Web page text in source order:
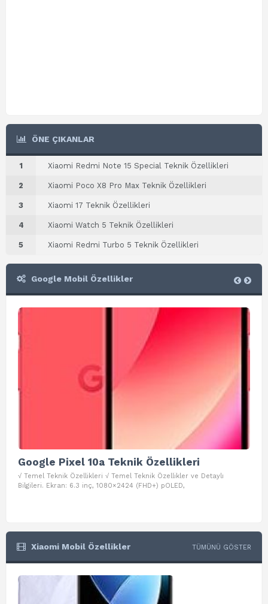
ÖNE ÇIKANLAR
1 Xiaomi Redmi Note 15 Special Teknik Özellikleri
2 Xiaomi Poco X8 Pro Max Teknik Özellikleri
3 Xiaomi 17 Teknik Özellikleri
4 Xiaomi Watch 5 Teknik Özellikleri
5 Xiaomi Redmi Turbo 5 Teknik Özellikleri
Google Mobil Özellikler
Google Pixel 10a Teknik Özellikleri
√ Temel Teknik Özellikleri √ Temel Teknik Özellikler ve Detaylı
Bilgileri. Ekran: 6.3 inç, 1080×2424 (FHD+) pOLED,
Xiaomi Mobil Özellikler TÜMÜNÜ GÖSTER